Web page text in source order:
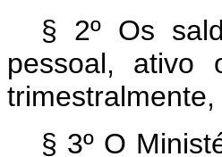
§ 2º Os
pessoal, ativo
§ 3º O